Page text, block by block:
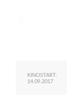
KINOSTART:
14.09.2017